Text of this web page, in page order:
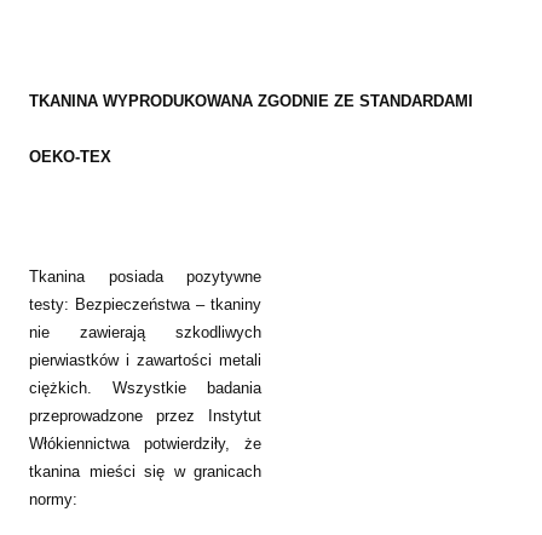
TKANINA WYPRODUKOWANA ZGODNIE ZE STANDARDAMI
OEKO-TEX
Tkanina posiada pozytywne
testy: Bezpieczeństwa – tkaniny
nie zawierają szkodliwych
pierwiastków i zawartości metali
ciężkich. Wszystkie badania
przeprowadzone przez Instytut
Włókiennictwa potwierdziły, że
tkanina mieści się w granicach
normy: